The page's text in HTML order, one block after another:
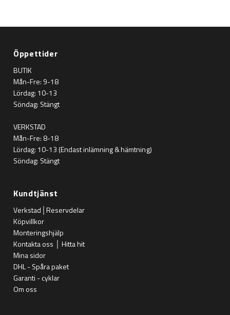
Öppettider
BUTIK
Mån-Fre: 9-18
Lördag: 10-13
Söndag: Stängt
VERKSTAD
Mån-Fre: 8-18
Lördag: 10-13 (Endast inlämning & hämtning)
Söndag: Stängt
Kundtjänst
Verkstad│Reservdelar
Köpvillkor
Monteringshjälp
Kontakta oss │ Hitta hit
Mina sidor
DHL - Spåra paket
Garanti - cyklar
Om oss